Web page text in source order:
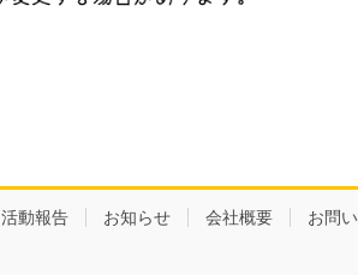
活動報告 お知らせ 会社概要 お問